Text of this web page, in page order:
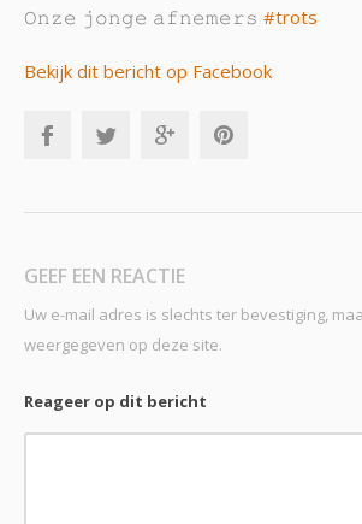
𝙾𝚗𝚣𝚎 𝚓𝚘𝚗𝚐𝚎 𝚊𝚏𝚗𝚎𝚖𝚎𝚛𝚜 #trots
Bekijk dit bericht op Facebook
GEEF EEN REACTIE
Uw e-mail adres is slechts ter bevestiging,
weergegeven op deze site.
Reageer op dit bericht